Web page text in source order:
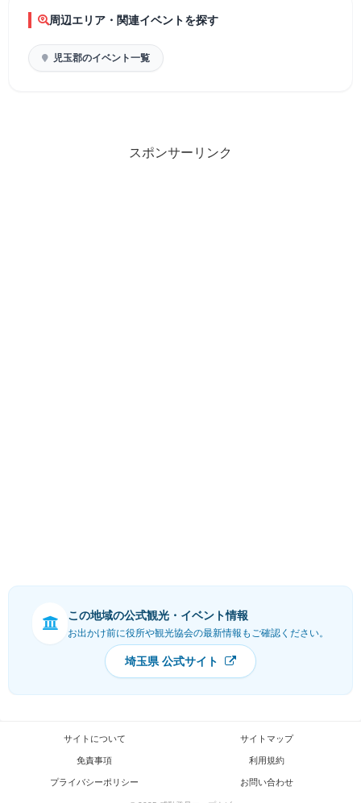
周辺エリア・関連イベントを探す
児玉郡のイベント一覧
スポンサーリンク
この地域の公式観光・イベント情報
お出かけ前に役所や観光協会の最新情報もご確認ください。
埼玉県 公式サイト
サイトについて サイトマップ
免責事項 利用規約
プライバシーポリシー お問い合わせ